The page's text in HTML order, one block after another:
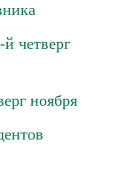
четверг
ноября